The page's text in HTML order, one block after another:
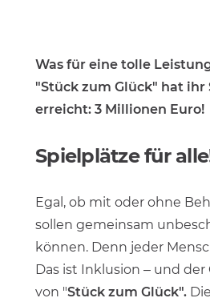
Was für eine tolle
"Stück zum Glück" hat ihr
erreicht: 3 Millionen Euro!
Spielplätze für
Egal, ob mit oder ohne
sollen gemeinsam
können. Denn jeder
Das ist Inklusion – und
von "Stück zum Glück". Die